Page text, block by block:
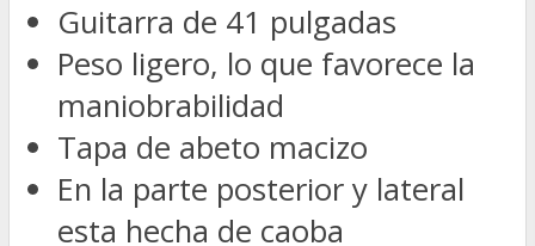
Guitarra de 41 pulgadas
Peso ligero, lo que favorece la
maniobrabilidad
Tapa de abeto macizo
En la parte posterior y lateral
esta hecha de caoba